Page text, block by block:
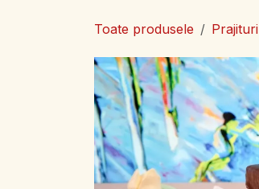
Toate produsele Prajituri